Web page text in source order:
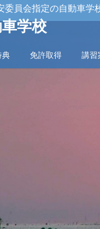
員会指定の自動車学
学校
典 免許取得 講習